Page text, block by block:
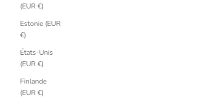
(EUR €)
Estonie (EUR
€)
États-Unis
(EUR €)
Finlande
(EUR €)